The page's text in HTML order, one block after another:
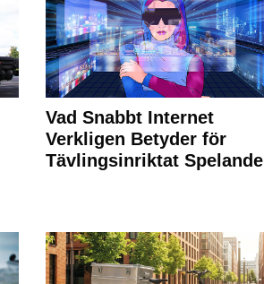
Vad Snabbt Internet
Verkligen Betyder för
Tävlingsinriktat Spelande